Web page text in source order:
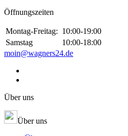
Öffnungszeiten
Montag-Freitag: 10:00-19:00
Samstag
10:00-18:00
moin@wagners24.de
Über uns
Über uns